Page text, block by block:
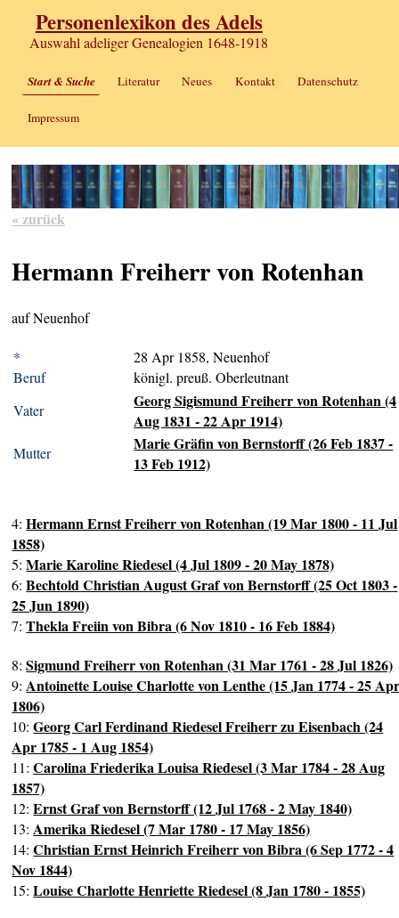
Personenlexikon des Adels
Auswahl adeliger Genealogien 1648-1918
Start & Suche Literatur Neues Kontakt Datenschutz
Impressum
« zurück
Hermann Freiherr von Rotenhan
auf Neuenhof
*
28 Apr 1858, Neuenhof
Beruf
königl. preuß. Oberleutnant
Vater
Georg Sigismund Freiherr von Rotenhan (4
Aug 1831 - 22 Apr 1914)
Mutter
Marie Gräfin von Bernstorff (26 Feb 1837 -
13 Feb 1912)
4:Hermann Ernst Freiherr von Rotenhan (19 Mar 1800 - 11 Jul
1858)
5:Marie Karoline Riedesel (4 Jul 1809 - 20 May 1878)
6:Bechtold Christian August Graf von Bernstorff (25 Oct 1803 -
25 Jun 1890)
7:Thekla Freiin von Bibra (6 Nov 1810 - 16 Feb 1884)
8:Sigmund Freiherr von Rotenhan (31 Mar 1761 - 28 Jul 1826)
9:Antoinette Louise Charlotte von Lenthe (15 Jan 1774 - 25
1806)
10:Georg Carl Ferdinand Riedesel Freiherr zu Eisenbach (24
Apr 1785 - 1 Aug 1854)
11:Carolina Friederika Louisa Riedesel (3 Mar 1784 - 28 Aug
1857)
12:Ernst Graf von Bernstorff (12 Jul 1768 - 2 May 1840)
13:Amerika Riedesel (7 Mar 1780 - 17 May 1856)
14:Christian Ernst Heinrich Freiherr von Bibra (6 Sep 1772 - 4
Nov 1844)
15:Louise Charlotte Henriette Riedesel (8 Jan 1780 - 1855)